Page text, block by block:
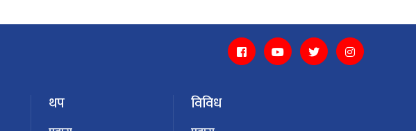
थप विविध